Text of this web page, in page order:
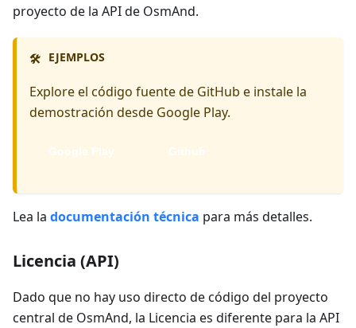
proyecto de la API de OsmAnd.
🛠️ EJEMPLOS
Explore el código fuente de GitHub e instale la
demostración desde Google Play.
Google Play Github
Lea la documentación técnica para más detalles.
Licencia (API)
Dado que no hay uso directo de código del proyecto
central de OsmAnd, la Licencia es diferente para la API